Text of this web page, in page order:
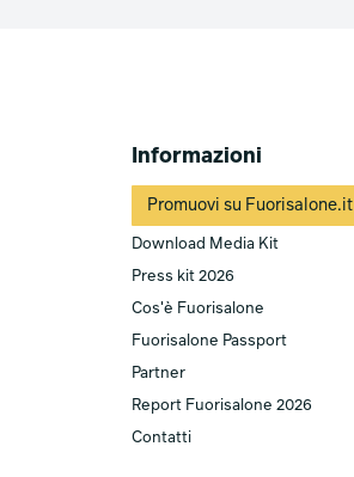
Informazioni
Promuovi su Fuorisalone.it
Download Media Kit
Press kit 2026
Cos'è Fuorisalone
Fuorisalone Passport
Partner
Report Fuorisalone 2026
Contatti